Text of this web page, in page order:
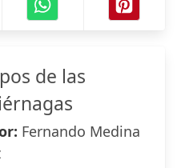
de las
Fernando Medina